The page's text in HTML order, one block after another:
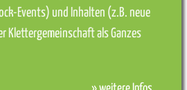
Events) und Inhalten (z.B. neue
Klettergemeinschaft als Ganzes